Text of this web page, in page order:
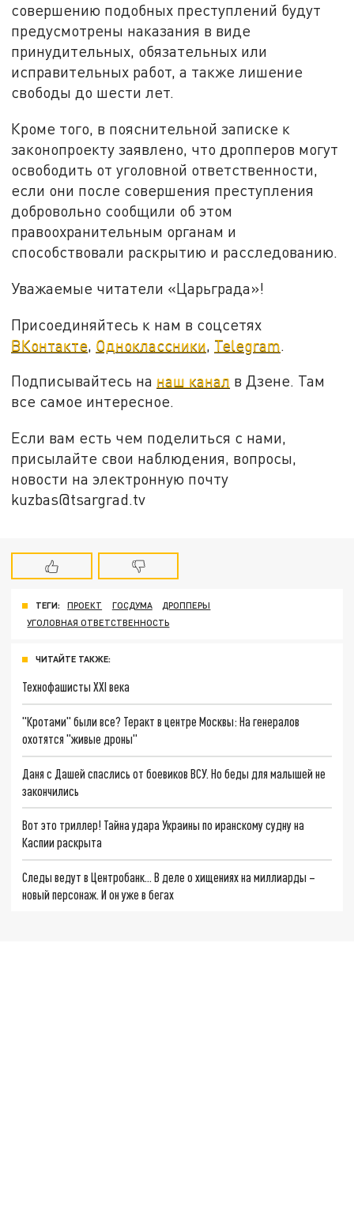
совершению подобных преступлений будут
предусмотрены наказания в виде
принудительных, обязательных или
исправительных работ, а также лишение
свободы до шести лет.
Кроме того, в пояснительной записке к
законопроекту заявлено, что дропперов могут
освободить от уголовной ответственности,
если они после совершения преступления
добровольно сообщили об этом
правоохранительным органам и
способствовали раскрытию и расследованию.
Уважаемые читатели «Царьграда»!
Присоединяйтесь к нам в соцсетях
ВКонтакте Одноклассники Telegram
Подписывайтесь на наш канал в Дзене. Там
все самое интересное.
Если вам есть чем поделиться с нами,
присылайте свои наблюдения, вопросы,
новости на электронную почту
kuzbas@tsargrad.tv
ТЕГИ: ПРОЕКТ ГОСДУМА
ДРОППЕРЫ
УГОЛОВНАЯ ОТВЕТСТВЕННОСТЬ
ЧИТАЙТЕ ТАКЖЕ:
Технофашисты XXI века
"Кротами" были все? Теракт в центре Москвы: На генералов
охотятся "живые дроны"
Даня с Дашей спаслись от боевиков ВСУ. Но беды для малышей не
закончились
Вот это триллер! Тайна удара Украины по иранскому судну на
Каспии раскрыта
Следы ведут в Центробанк… В деле о хищениях на миллиарды –
новый персонаж. И он уже в бегах